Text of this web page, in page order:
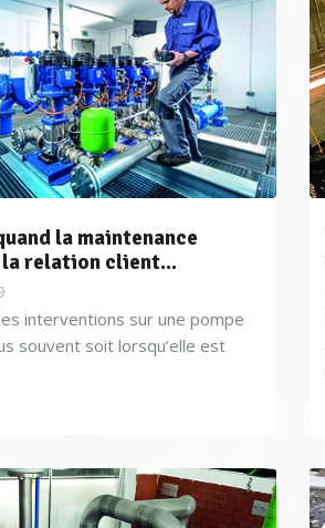
la maintenance
relation client...
interventions sur une pompe
souvent soit lorsqu’elle est